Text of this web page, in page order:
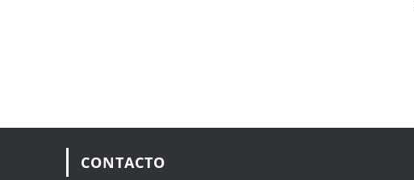
CONTACTO